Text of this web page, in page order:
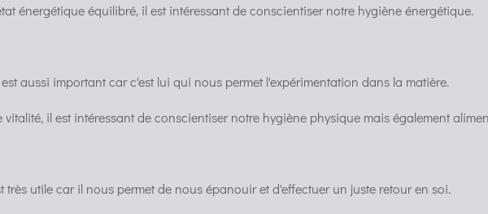
énergétique équilibré, il est intéressant de conscientiser notre hygiène énergétique.
aussi important car c'est lui qui nous permet l'expérimentation dans la matière.
il est intéressant de conscientiser notre hygiène physique mais également
très utile car il nous permet de nous épanouir et d'effectuer un juste retour en soi.